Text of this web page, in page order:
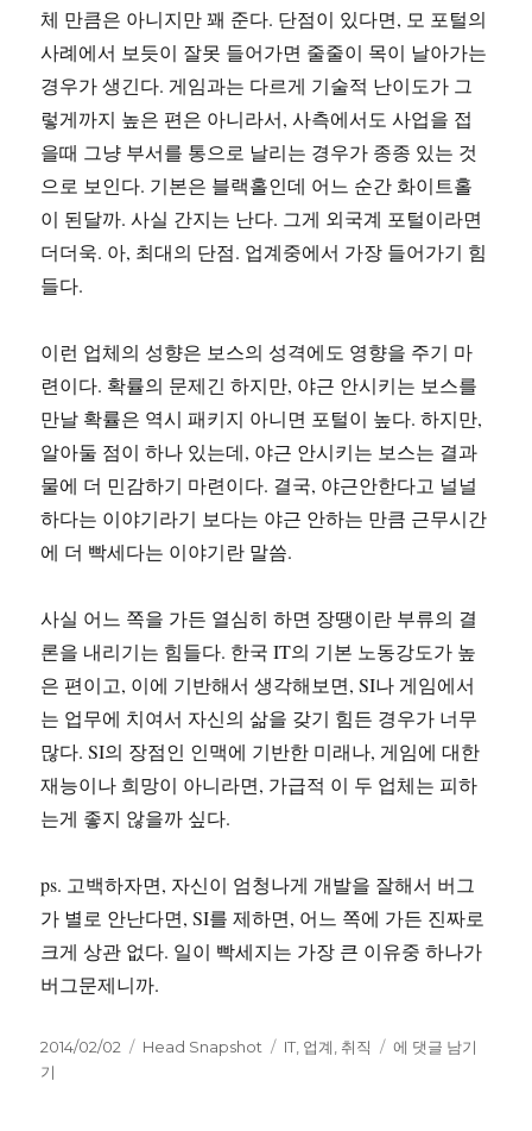
체 만큼은 아니지만 꽤 준다. 단점이 있다면, 모 포털의
사례에서 보듯이 잘못 들어가면 줄줄이 목이 날아가는
경우가 생긴다. 게임과는 다르게 기술적 난이도가 그
렇게까지 높은 편은 아니라서, 사측에서도 사업을 접
을때 그냥 부서를 통으로 날리는 경우가 종종 있는 것
으로 보인다. 기본은 블랙홀인데 어느 순간 화이트홀
이 된달까. 사실 간지는 난다. 그게 외국계 포털이라면
더더욱. 아, 최대의 단점. 업계중에서 가장 들어가기 힘
들다.
이런 업체의 성향은 보스의 성격에도 영향을 주기 마
련이다. 확률의 문제긴 하지만, 야근 안시키는 보스를
만날 확률은 역시 패키지 아니면 포털이 높다. 하지만,
알아둘 점이 하나 있는데, 야근 안시키는 보스는 결과
물에 더 민감하기 마련이다. 결국, 야근안한다고 널널
하다는 이야기라기 보다는 야근 안하는 만큼 근무시간
에 더 빡세다는 이야기란 말씀.
사실 어느 쪽을 가든 열심히 하면 장땡이란 부류의 결
론을 내리기는 힘들다. 한국 IT의 기본 노동강도가 높
은 편이고, 이에 기반해서 생각해보면, SI나 게임에서
는 업무에 치여서 자신의 삶을 갖기 힘든 경우가 너무
많다. SI의 장점인 인맥에 기반한 미래나, 게임에 대한
재능이나 희망이 아니라면, 가급적 이 두 업체는 피하
는게 좋지 않을까 싶다.
ps. 고백하자면, 자신이 엄청나게 개발을 잘해서 버그
가 별로 안난다면, SI를 제하면, 어느 쪽에 가든 진짜로
크게 상관 없다. 일이 빡세지는 가장 큰 이유중 하나가
버그문제니까.
작
성
2014/02/02
카
Head Snapshot
태
IT, 업계, 취직
어
에 댓글 남기
기